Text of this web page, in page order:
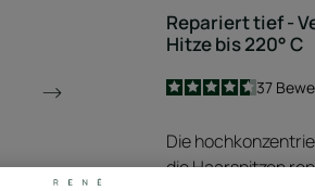
Repariert tief -
Hitze bis 220° C
4.6
/
5
37
Die
die Haarspitzen